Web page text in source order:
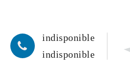
indisponible
indisponible